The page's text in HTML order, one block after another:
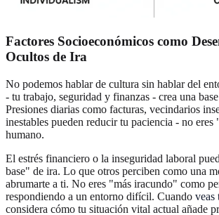
Factores Socioeconómicos como
Ocultos de Ira
No podemos hablar de cultura sin hablar del
- tu trabajo, seguridad y finanzas - crea una
Presiones diarias como facturas, vecindarios
inestables pueden reducir tu paciencia - no eres
humano.
El estrés financiero o la inseguridad laboral
base" de ira. Lo que otros perciben como una
abrumarte a ti. No eres "más iracundo" como
respondiendo a un entorno difícil. Cuando veas
considera cómo tu situación vital actual añade